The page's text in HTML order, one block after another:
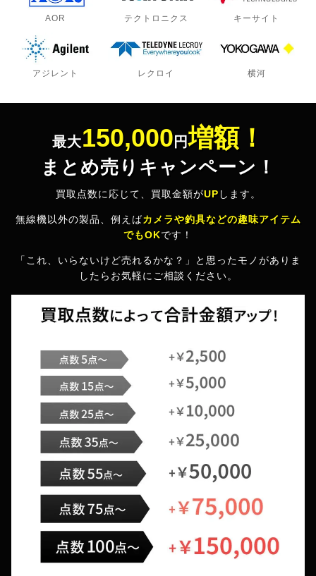
AOR テクトロニクス キーサイト
アジレント レクロイ 横河
最大150,000 円増額！
まとめ売りキャンペーン！
買取点数に応じて、買取金額がUP します。
無線機以外の製品、例えばカメラや釣具などの趣味アイテム
でもOKです！
「これ、いらないけど売れるかな？」と思ったモノがありま
したら お気軽にご相談ください。